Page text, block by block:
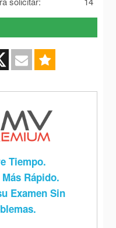
Pennsylvania
South Dakota
Wyoming
Tiempo.
Rápido.
Examen Sin